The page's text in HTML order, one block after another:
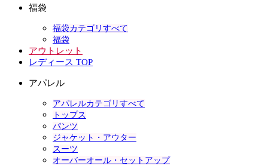
福袋
福袋カテゴリすべて
福袋
アウトレット
レディース TOP
アパレル
アパレルカテゴリすべて
トップス
パンツ
ジャケット・アウター
スーツ
オーバーオール・セットアップ